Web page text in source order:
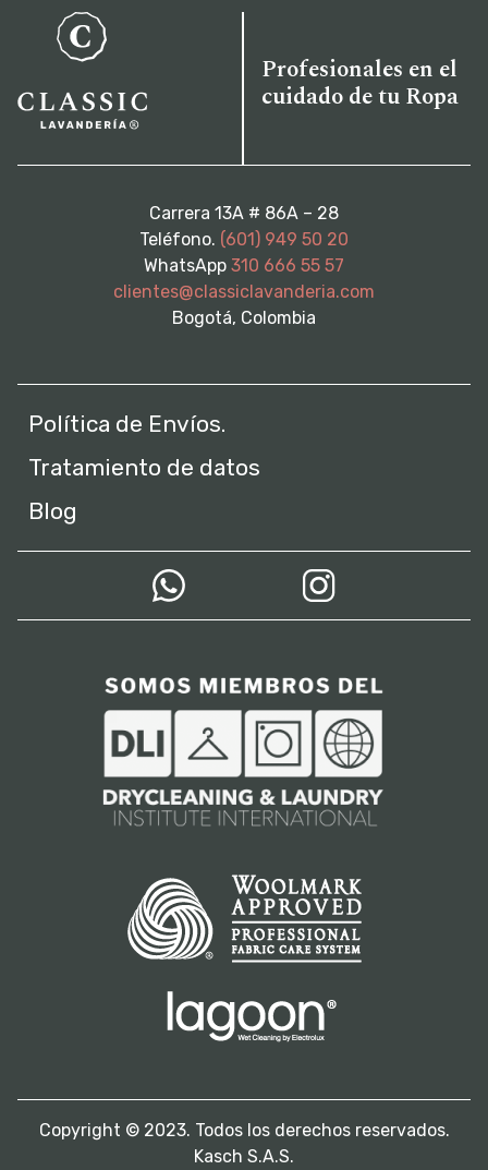
Profesionales en el
cuidado de tu Ropa
Carrera 13A # 86A – 28
Teléfono. (601) 949 50 20
WhatsApp 310 666 55 57
clientes@classiclavanderia.com
Bogotá, Colombia
Política de Envíos.
Tratamiento de datos
Blog
Copyright © 2023. Todos los derechos reservados.
Kasch S.A.S.